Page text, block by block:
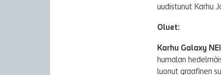
uudistunut Karhu
Oluet:
Karhu Galaxy
humalan
luonut graafinen